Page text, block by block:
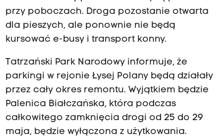
przy poboczach. Droga pozostanie otwarta
dla pieszych, ale ponownie nie będą
kursować e-busy i transport konny.
Tatrzański Park Narodowy informuje, że
parkingi w rejonie Łysej Polany będą działały
przez cały okres remontu. Wyjątkiem będzie
Palenica Białczańska, która podczas
całkowitego zamknięcia drogi od 25 do 29
maja, będzie wyłączona z użytkowania.